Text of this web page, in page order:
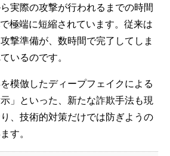
実際の攻撃が行われるまでの時間
極端に短縮されています。従来は
撃準備が、数時間で完了してしま
いるのです。
模倣したディープフェイクによる
」といった、新たな詐欺手法も現
、技術的対策だけでは防ぎようの
す。